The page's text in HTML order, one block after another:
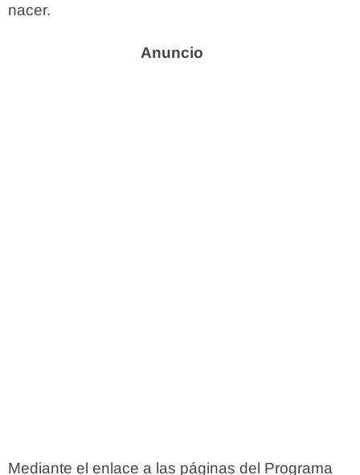
nacer.
Mediante el enlace a las páginas del Programa